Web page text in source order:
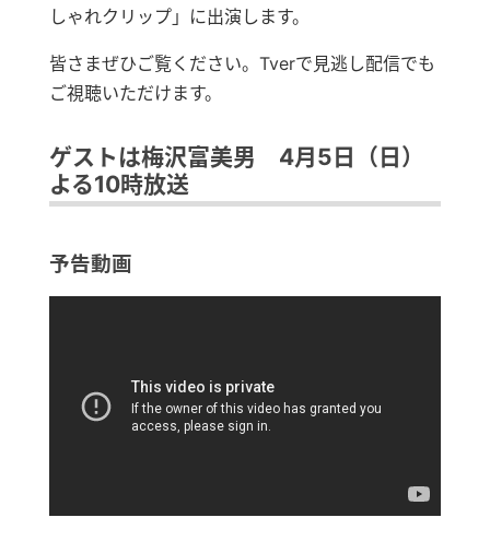
しゃれクリップ」に出演します。
皆さまぜひご覧ください。Tverで見逃し配信でも
ご視聴いただけます。
ゲストは梅沢富美男 4月5日（日）
よる10時放送
予告動画